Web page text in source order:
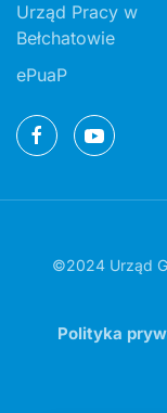
Urząd Pracy w
Bełchatowie
ePuaP
©2024 Urząd
Polityka